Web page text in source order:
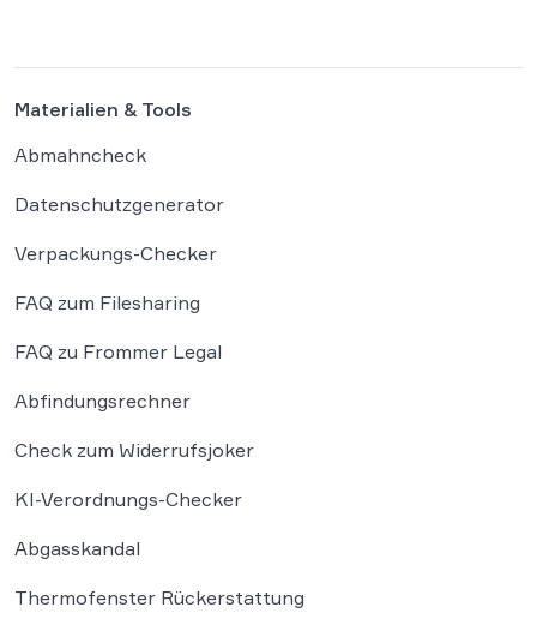
Materialien & Tools
Abmahncheck
Datenschutzgenerator
Verpackungs-Checker
FAQ zum Filesharing
FAQ zu Frommer Legal
Abfindungsrechner
Check zum Widerrufsjoker
KI-Verordnungs-Checker
Abgasskandal
Thermofenster Rückerstattung